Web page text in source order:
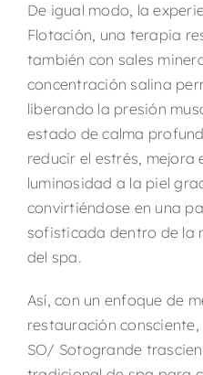
De igual modo, la
Flotación, una terapia
también con sales
concentración salina
liberando la presión
estado de calma
reducir el estrés, mejora
luminosidad a la piel
convirtiéndose en una
sofisticada dentro de la
del spa.
Así, con un enfoque de
restauración consciente,
SO/ Sotogrande